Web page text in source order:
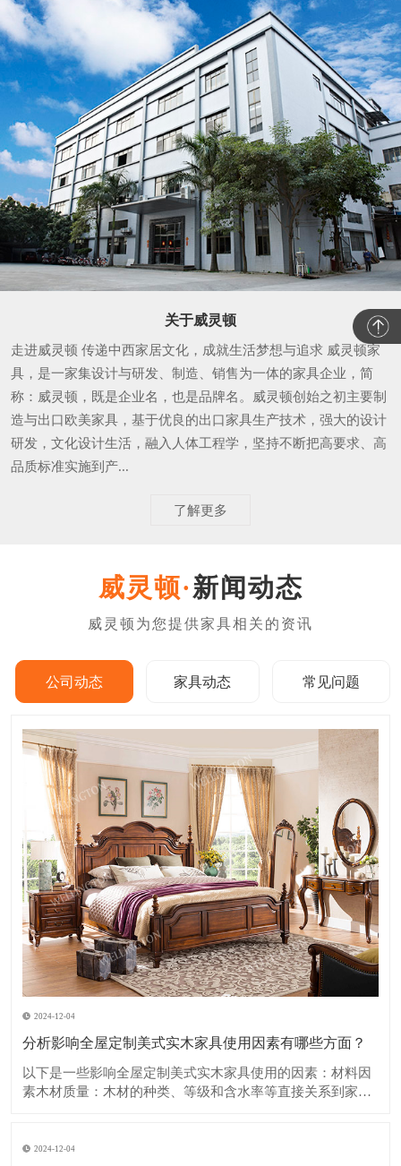
关于威灵顿
走进威灵顿 传递中西家居文化，成就生活梦想与追求 威灵顿家
具，是一家集设计与研发、制造、销售为一体的家具企业，简
称：威灵顿，既是企业名，也是品牌名。威灵顿创始之初主要制
造与出口欧美家具，基于优良的出口家具生产技术，强大的设计
研发，文化设计生活，融入人体工程学，坚持不断把高要求、高
品质标准实施到产...
了解更多
新闻动态
公司动态 家具动态 常见问题
2024-12-04
分析影响全屋定制美式实木家具使用因素有哪些方面？
​以下是一些影响全屋定制美式实木家具使用的因素：​材料因
素木材质量：木材的种类、等级和含水率等直接关系到家具
果木材含水率过高，在使用过程中容易出现开裂、变形等问
2024-12-04